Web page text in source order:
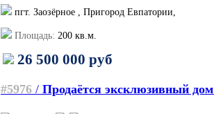
пгт. Заозёрное , Пригород Евпатории,
Площадь: 200 кв.м.
26 500 000 руб
#5976 / Продаётся эксклюзивный